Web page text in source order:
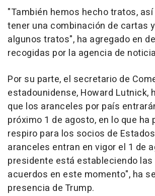
"También hemos hecho tratos,
tener una combinación de cartas
algunos tratos", ha agregado en
recogidas por la agencia de
Por su parte, el secretario de
estadounidense, Howard Lutnick,
que los aranceles por país
próximo 1 de agosto, en lo que ha
respiro para los socios de
aranceles entran en vigor el 1 de
presidente está estableciendo
acuerdos en este momento", ha
presencia de Trump.